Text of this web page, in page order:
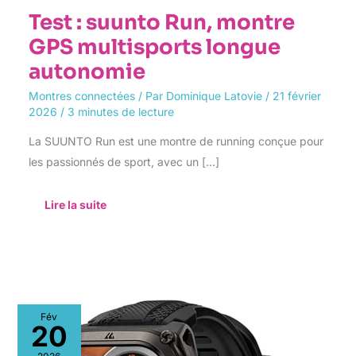
Test : suunto Run, montre
GPS multisports longue
autonomie
Montres connectées/ Par Dominique Latovie / 21 février
2026 / 3 minutes de lecture
La SUUNTO Run est une montre de running conçue pour
les passionnés de sport, avec un […]
Lire la suite
Fév
20
Test
de
la